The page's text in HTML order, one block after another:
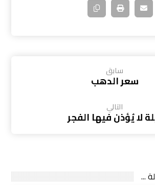
سابق
سعر الدهب
التالي
لا يُؤذن فيها الفجر
...